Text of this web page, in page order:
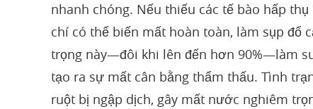
nhanh chóng. Nếu thiếu các tế bào hấp
chí có thể biến mất hoàn toàn, làm sụp đổ
trọng này—đôi khi lên đến hơn 90%—làm
tạo ra sự mất cân bằng thẩm thấu. Tình
ruột bị ngập dịch, gây mất nước nghiêm